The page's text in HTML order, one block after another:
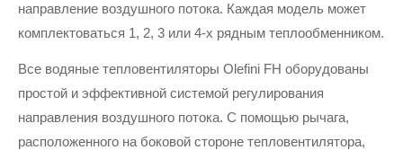
направление воздушного потока. Каждая модель может
комплектоваться 1, 2, 3 или 4-х рядным теплообменником.
Все водяные тепловентиляторы Olefini FH оборудованы
простой и эффективной системой регулирования
направления воздушного потока. С помощью рычага,
расположенного на боковой стороне тепловентилятора,